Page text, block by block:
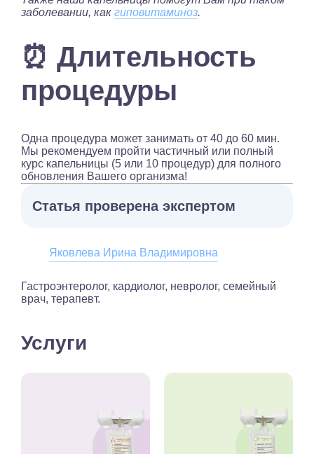
заболевании, как гиповитаминоз.
⏰ Длительность
процедуры
Одна процедура может занимать от 40 до 60 мин.
Мы рекомендуем пройти частичный или полный
курс капельницы (5 или 10 процедур) для полного
обновления Вашего организма!
Статья проверена экспертом
Яковлева Ирина Владимировна
Гастроэнтеролог, кардиолог, невролог, семейный
врач, терапевт.
Услуги